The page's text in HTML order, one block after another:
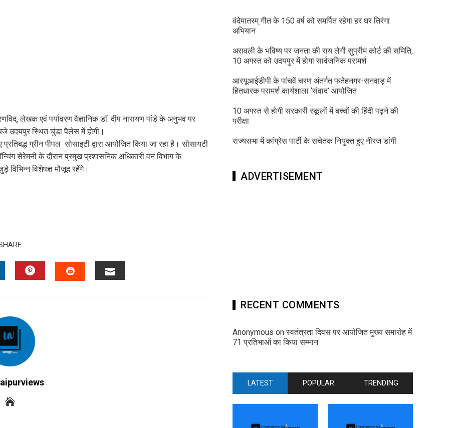
लेखक एवं पर्यावरण वैज्ञानिक डॉ. दीप नारायण पांडे के अनुभव पर
उदयपुर स्थित चुंडा पैलेस में होगी।
ग्रीन पीपल सोसाइटी द्वारा आयोजित किया जा रहा है। सोसायटी
सेरेमनी के दौरान प्रमुख प्रशासनिक अधिकारी वन विभाग के
विभिन्न विशेषज्ञ मौजूद रहेंगे।
वंदेमातरम् गीत के 150 वर्ष को समर्पित रहेगा हर घर तिरंगा
अभियान
अरावली के भविष्य पर जनता की राय लेगी सुप्रीम कोर्ट की समिति,
10 अगस्त को उदयपुर में होगा सार्वजनिक परामर्श
आरयूआईडीपी के पांचवें चरण अंतर्गत फतेहनगर-सनवाड़ में
हितधारक परामर्श कार्यशाला ‘संवाद’ आयोजित
10 अगस्त से होगी सरकारी स्कूलों में बच्चों की हिंदी पढ़ने की
परीक्षा
राज्यसभा में कांग्रेस पार्टी के सचेतक नियुक्त हुए नीरज डांगी
ADVERTISEMENT
RECENT COMMENTS
Anonymous onस्वतंत्रता दिवस पर आयोजित मुख्य समारोह में
71 प्रतिभाओं का किया सम्मान
LATEST POPULAR TRENDING